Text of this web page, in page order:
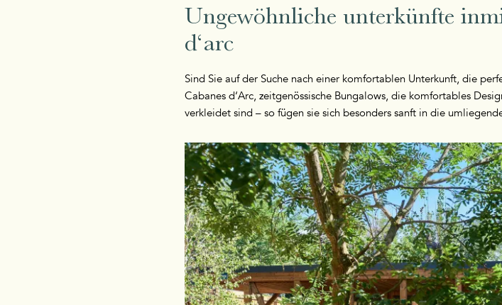
Ungewöhnliche unterkünfte
d‘arc
Sind Sie auf der Suche nach einer komfortablen Unterkunft, die
Cabanes d‘Arc, zeitgenössische Bungalows, die komfortables
verkleidet sind – so fügen sie sich besonders sanft in die